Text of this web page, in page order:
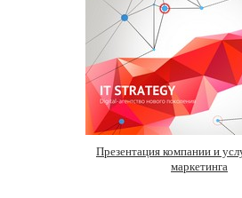
Презентация компании и
маркетинга